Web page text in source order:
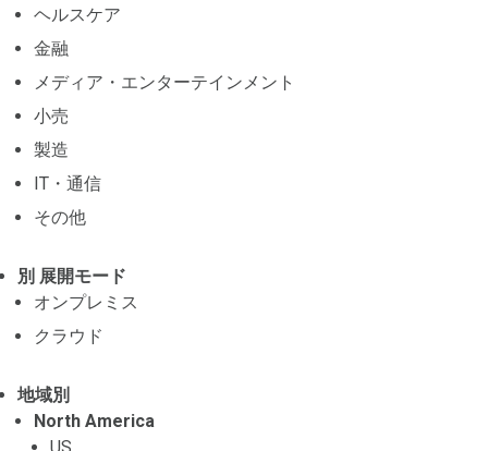
ヘルスケア
金融
メディア・エンターテインメント
小売
製造
IT・通信
その他
別 展開モード
オンプレミス
クラウド
地域別
North America